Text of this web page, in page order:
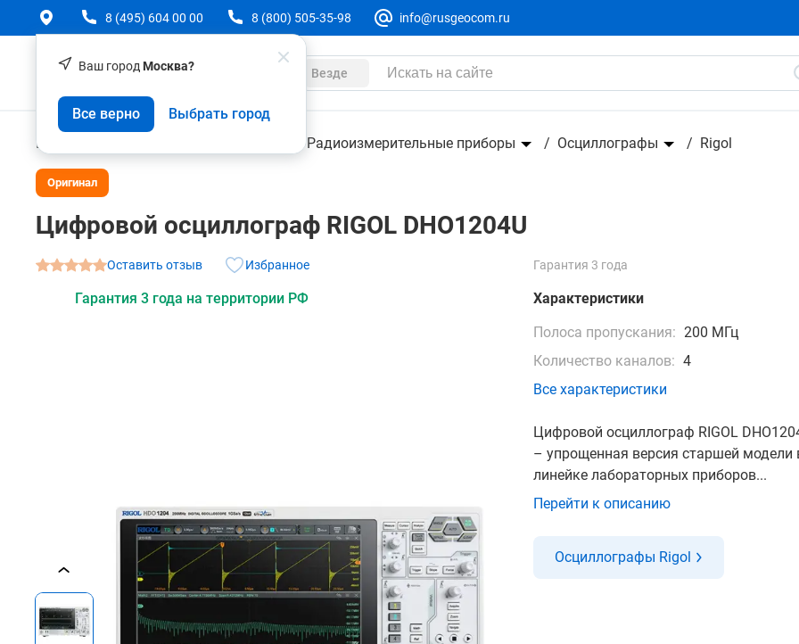
Ваш город Москва?
Все верно Выбрать город
8 (495) 604 00 00 8 (800) 505-35-98 info@rusgeocom.ru
Везде
Контрольно-измерительные приборы Радиоизмерительные приборы Осциллографы Rigol
Оригинал
Цифровой осциллограф RIGOL DHO1204U
Оставить отзыв Избранное Гарантия 3 года
Гарантия 3 года на территории РФ
Характеристики
Полоса пропускания: 200 МГц
Количество каналов: 4
Все характеристики
Цифровой осциллограф RIGOL
– упрощенная версия старшей модели
линейке лабораторных приборов...
Перейти к описанию
Осциллографы Rigol
Цифровой осциллограф RIGOL DHO1204U
О товаре Характеристики